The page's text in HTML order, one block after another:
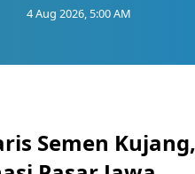
4 Aug 2026, 5:00 AM
Semen Kujang,